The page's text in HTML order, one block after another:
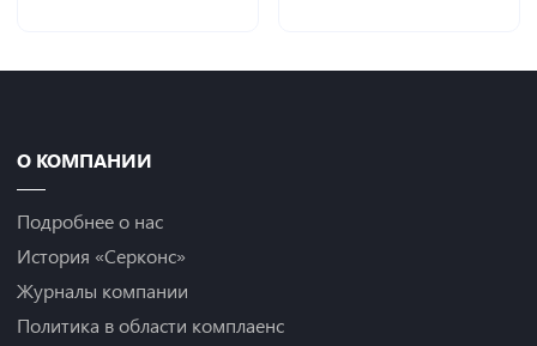
О КОМПАНИИ
Подробнее о нас
История «Серконс»
Журналы компании
Политика в области комплаенс